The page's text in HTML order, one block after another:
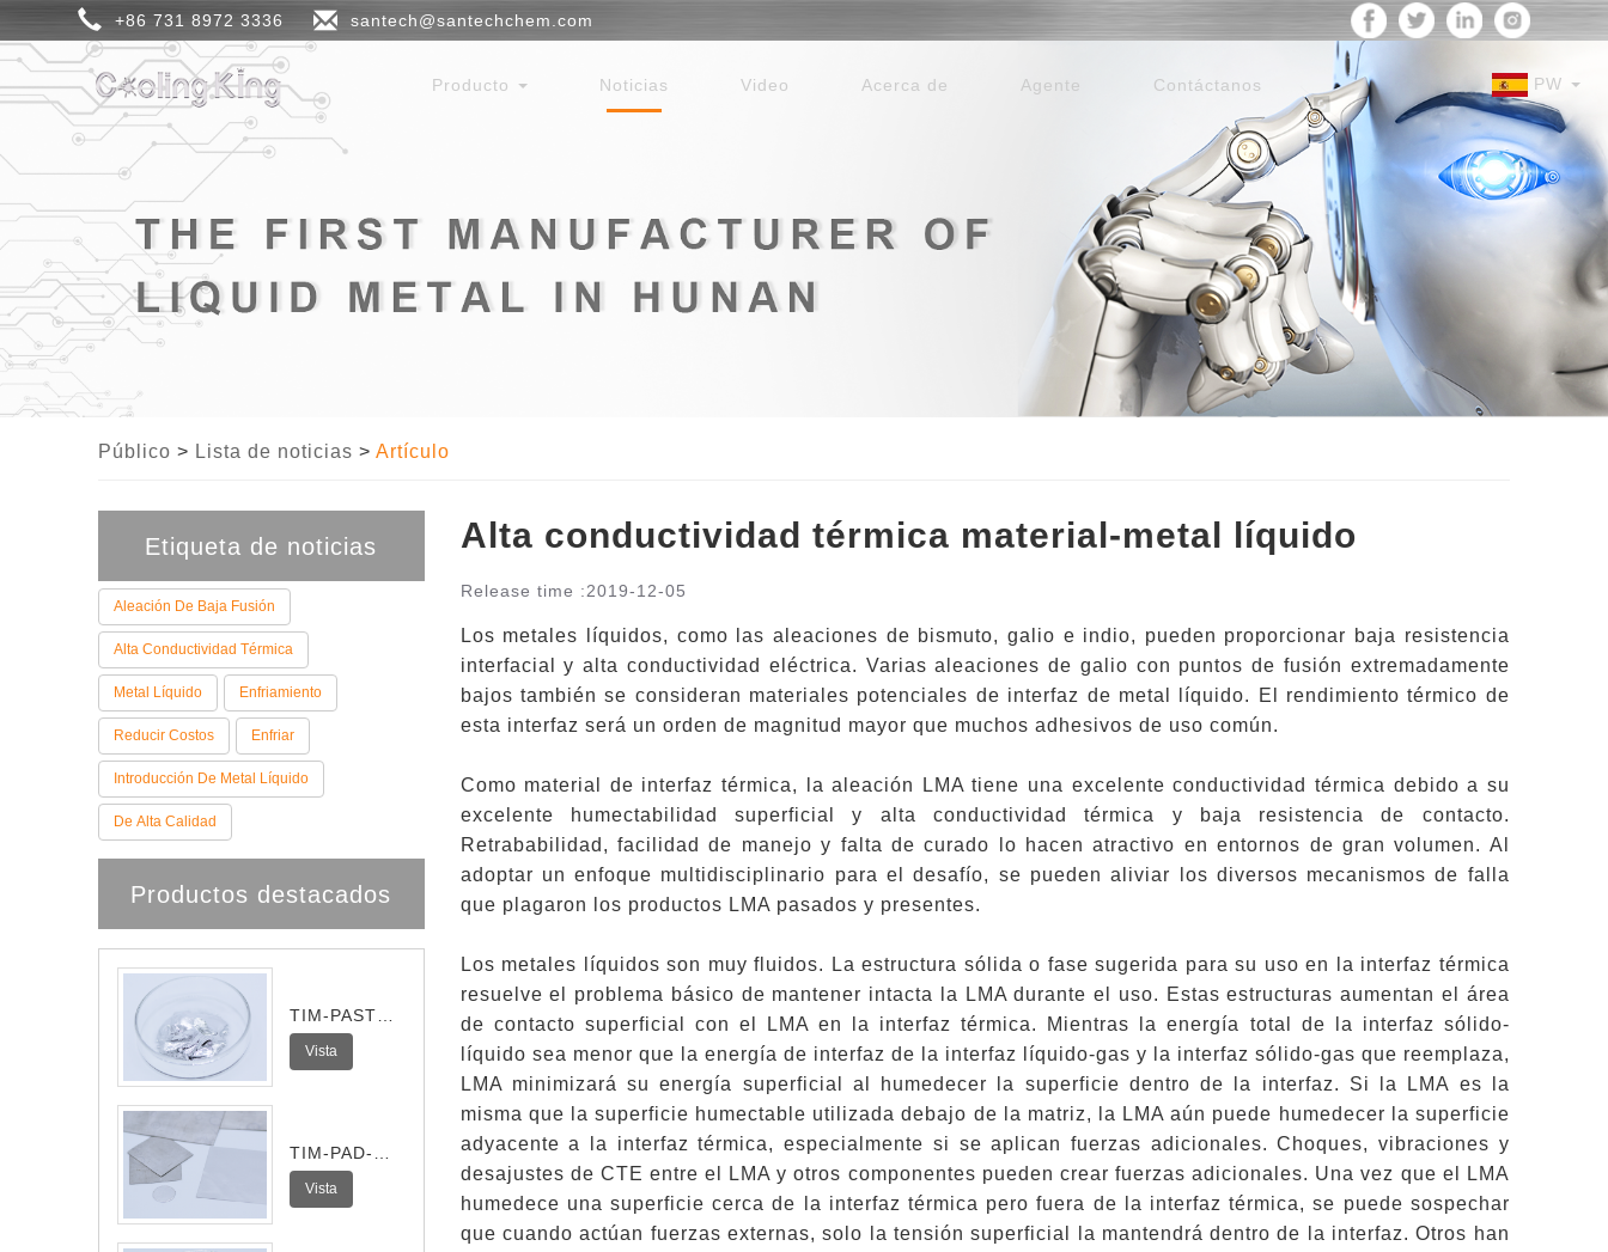
+86 731 8972 3336 santech@santechchem.com
Producto Noticias Video Acerca de Agente Contáctanos PW
Público > Lista de noticias >Artículo
Etiqueta de noticias
Aleación De Baja Fusión
Alta Conductividad Térmica
Metal Líquido Enfriamiento
Reducir Costos Enfriar
Introducción De Metal Líquido
De Alta Calidad
Productos destacados
TIM-PASTE-
Pro
Vista
TIM-PAD-
Ultra
Vista
Alta conductividad térmica material-metal líquido
Release time :2019-12-05
Los metales líquidos, como las aleaciones de bismuto, galio e indio, pueden proporcionar baja resistencia
interfacial y alta conductividad eléctrica. Varias aleaciones de galio con puntos de fusión extremadamente
bajos también se consideran materiales potenciales de interfaz de metal líquido. El rendimiento térmico de
esta interfaz será un orden de magnitud mayor que muchos adhesivos de uso común.
Como material de interfaz térmica, la aleación LMA tiene una excelente conductividad térmica debido a su
excelente humectabilidad superficial y alta conductividad térmica y baja resistencia de contacto.
Retrababilidad, facilidad de manejo y falta de curado lo hacen atractivo en entornos de gran volumen. Al
adoptar un enfoque multidisciplinario para el desafío, se pueden aliviar los diversos mecanismos de falla
que plagaron los productos LMA pasados ​​y presentes.
Los metales líquidos son muy fluidos. La estructura sólida o fase sugerida para su uso en la interfaz térmica
resuelve el problema básico de mantener intacta la LMA durante el uso. Estas estructuras aumentan el área
de contacto superficial con el LMA en la interfaz térmica. Mientras la energía total de la interfaz sólido-
líquido sea menor que la energía de interfaz de la interfaz líquido-gas y la interfaz sólido-gas que reemplaza,
LMA minimizará su energía superficial al humedecer la superficie dentro de la interfaz. Si la LMA es la
misma que la superficie humectable utilizada debajo de la matriz, la LMA aún puede humedecer la superficie
adyacente a la interfaz térmica, especialmente si se aplican fuerzas adicionales. Choques, vibraciones y
desajustes de CTE entre el LMA y otros componentes pueden crear fuerzas adicionales. Una vez que el LMA
humedece una superficie cerca de la interfaz térmica pero fuera de la interfaz térmica, se puede sospechar
que cuando actúan fuerzas externas, solo la tensión superficial la mantendrá dentro de la interfaz. Otros han